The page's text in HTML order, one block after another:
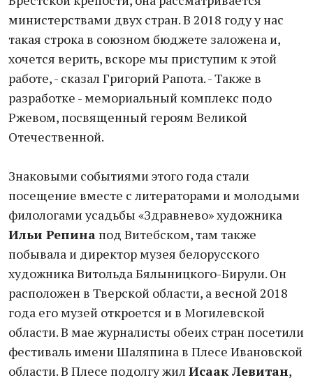
министерствами двух стран. В 2018 году у нас
такая строка в союзном бюджете заложена и,
хочется верить, вскоре мы приступим к этой
работе, - сказал Григорий Рапота. - Также в
разработке - мемориальный комплекс подо
Ржевом, посвященный героям Великой
Отечественной.
Знаковыми событиями этого года стали
посещение вместе с литераторами и молодыми
филологами усадьбы «Здравнево» художника
Ильи Репина под Витебском, там также
побывала и директор музея белорусского
художника Витольда Бялыницкого-Бирули. Он
расположен в Тверской области, а весной 2018
года его музей откроется и в Могилевской
области. В мае журналисты обеих стран посетили
фестиваль имени Шаляпина в Плесе Ивановской
области. В Плесе подолгу жил Исаак Левитан,